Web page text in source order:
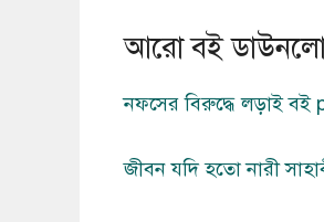
আরো বই
নফসের বিরুদ্ধে লড়াই বই
জীবন যদি হতো নারী